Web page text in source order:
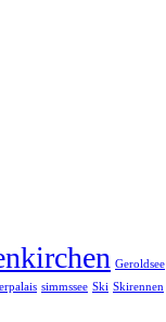
Geroldsee
simmssee Ski Skirennen